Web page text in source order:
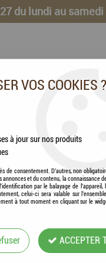
du lundi au samedi
ANIMAUX DE LA FERME
& fondant
KITCHEN -
VOS COOKIES ?
à jour sur nos produits
de consentement. D'autres, non
et du contenu, la connaissance
par le balayage de l'appareil,
celui-ci sera valable sur
à tout moment en cliquant sur le
ACCEPTER